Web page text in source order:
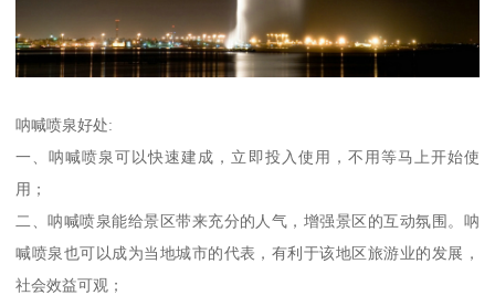
呐喊喷泉好处:
一、呐喊喷泉可以快速建成，立即投入使用，不用等马上开始使
用；
二、呐喊喷泉能给景区带来充分的人气，增强景区的互动氛围。呐
喊喷泉也可以成为当地城市的代表，有利于该地区旅游业的发展，
社会效益可观；